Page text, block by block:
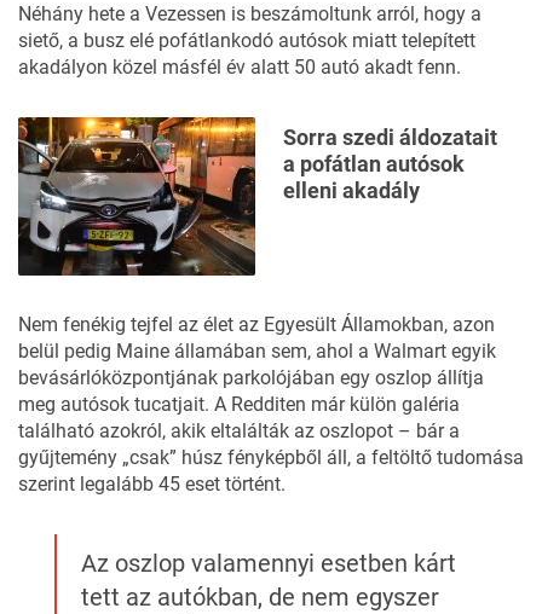
Néhány hete a Vezessen is beszámoltunk arról, hogy a
siető, a busz elé pofátlankodó autósok miatt telepített
akadályon közel másfél év alatt 50 autó akadt fenn.
Sorra szedi áldozatait
a pofátlan autósok
elleni akadály
Nem fenékig tejfel az élet az Egyesült Államokban, azon
belül pedig Maine államában sem, ahol a Walmart egyik
bevásárlóközpontjának parkolójában egy oszlop állítja
meg autósok tucatjait. A Redditen már külön galéria
található azokról, akik eltalálták az oszlopot – bár a
gyűjtemény „csak” húsz fényképből áll, a feltöltő tudomása
szerint legalább 45 eset történt.
Az oszlop valamennyi esetben kárt
tett az autókban, de nem egyszer